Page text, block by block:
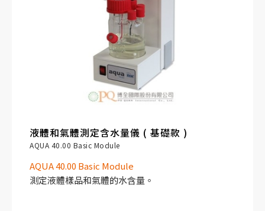
液體和氣體測定含水量儀 ( 基礎款 )
AQUA 40.00 Basic Module
AQUA 40.00 Basic Module
測定液體樣品和氣體的水含量。